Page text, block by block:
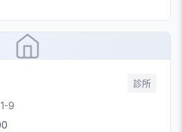
診所
9